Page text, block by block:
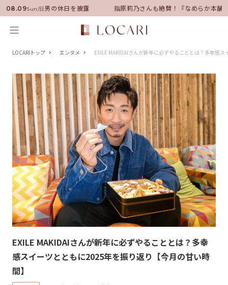
08.09Sun/日
就任！いい男の休日を披露 指原莉乃さんも絶賛！『なめらか本舗
LOCARIトップ エンタメ EXILE MAKIDAIさんが新年に必ずやることとは？多幸感
EXILE MAKIDAIさんが新年に必ずやることとは？多幸
感スイーツとともに2025年を振り返り【今月の甘い時
間】